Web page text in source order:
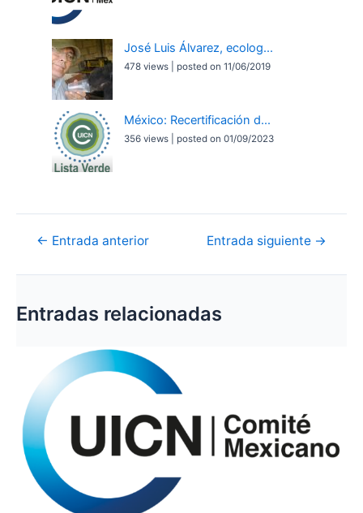
José Luis Álvarez, ecolog...
478 views posted on 11/06/2019
México: Recertificación d...
356 views posted on 01/09/2023
Navegación
entradas
← Entrada anterior Entrada siguiente →
Entradas relacionadas